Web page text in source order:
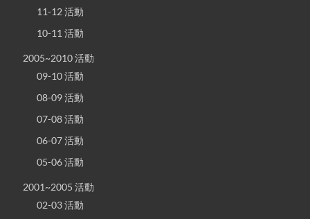
11-12 活動
10-11 活動
2005~2010 活動
09-10 活動
08-09 活動
07-08 活動
06-07 活動
05-06 活動
2001~2005 活動
02-03 活動